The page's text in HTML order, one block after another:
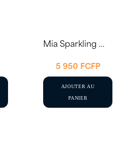
Mia Sparkling Moscato Rosé 75cl – Cavas Freixenet
5 950 FCFP
AJOUTER AU
PANIER